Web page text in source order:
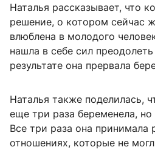
Наталья рассказывает, что
решение, о котором сейчас
влюблена в молодого
нашла в себе сил
результате она прервала
Наталья также поделилась,
еще три раза беременела,
Все три раза она принимала
отношениях, которые не